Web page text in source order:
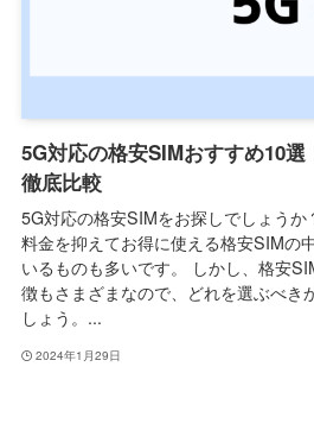
5G対応の格安SIMおすすめ10
徹底比較
5G対応の格安SIMをお探しでしょうか
料金を抑えてお得に使える格安SIMの
いるものも多いです。 しかし、格安
徴もさまざまなので、どれを選ぶべき
しょう。...
2024年1月29日